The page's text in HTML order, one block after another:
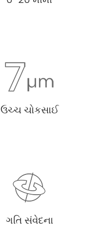
ઉચ્ચ ચોકસાઈ
ગતિ સંવેદના